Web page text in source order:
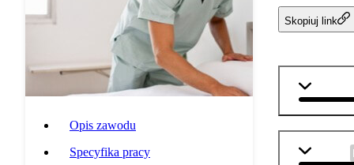
Opis zawodu
Specyfika pracy
Skopiuj link